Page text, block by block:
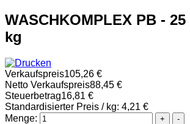
WASCHKOMPLEX PB - 25
kg
Verkaufspreis105,26 €
Netto Verkaufspreis88,45 €
Steuerbetrag16,81 €
Standardisierter Preis / kg: 4,21 €
Menge: